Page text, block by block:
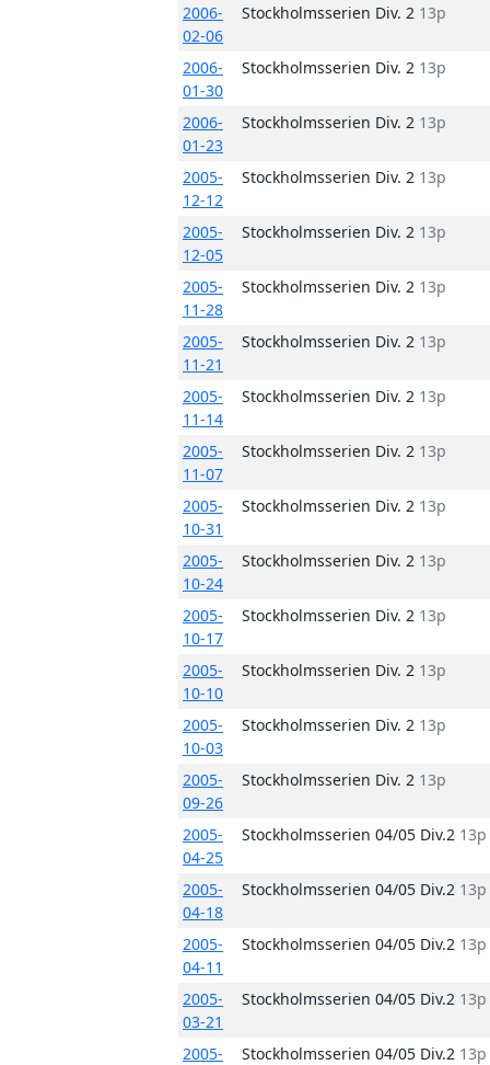
2006-
02-06
Stockholmsserien Div. 2 13p
2006-
01-30
Stockholmsserien Div. 2 13p
2006-
01-23
Stockholmsserien Div. 2 13p
2005-
12-12
Stockholmsserien Div. 2 13p
2005-
12-05
Stockholmsserien Div. 2 13p
2005-
11-28
Stockholmsserien Div. 2 13p
2005-
11-21
Stockholmsserien Div. 2 13p
2005-
11-14
Stockholmsserien Div. 2 13p
2005-
11-07
Stockholmsserien Div. 2 13p
2005-
10-31
Stockholmsserien Div. 2 13p
2005-
10-24
Stockholmsserien Div. 2 13p
2005-
10-17
Stockholmsserien Div. 2 13p
2005-
10-10
Stockholmsserien Div. 2 13p
2005-
10-03
Stockholmsserien Div. 2 13p
2005-
09-26
Stockholmsserien Div. 2 13p
2005-
04-25
Stockholmsserien 04/05 Div.2 13p
2005-
04-18
Stockholmsserien 04/05 Div.2 13p
2005-
04-11
Stockholmsserien 04/05 Div.2 13p
2005-
03-21
Stockholmsserien 04/05 Div.2 13p
2005- Stockholmsserien 04/05 Div.2 13p